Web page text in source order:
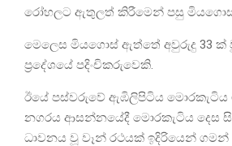
රෝහලට ඇතුලත් කිරීමෙන් පසු
මෙලෙස මියගොස් ඇත්තේ අවුරුදු 33
ප්‍රදේශයේ පදිංචිකරුවෙකි.
ඊයේ පස්වරුවේ ඇඹිලිපිටිය මොරකැටිය
නගරය ආසන්නයේදී මොරකැටිය දෙස
ධාවනය වූ වෑන් රථයක් ඉදිරියෙන් ගමන්